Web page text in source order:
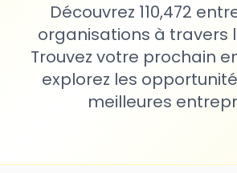
Découvrez 110,472
organisations à travers
Trouvez votre prochain
explorez les
meilleures